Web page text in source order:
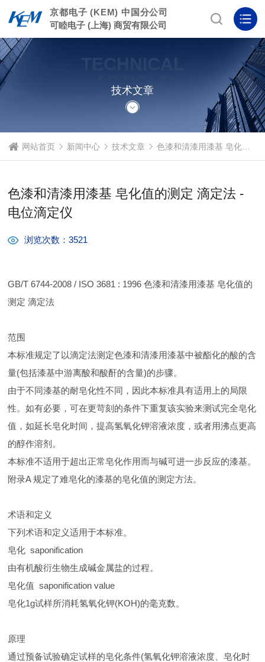
京都电子 (KEM) 中国分公司
可睦电子 (上海) 商贸有限公司
ARTICLE
技术文章
网站首页 新闻中心 技术文章 色漆和清漆用漆基 皂化值的测定 滴定法 - 电位滴定仪
色漆和清漆用漆基 皂化值的测定 滴定法 -
电位滴定仪
浏览次数：3521
GB/T 6744-2008 / ISO 3681 : 1996 色漆和清漆用漆基 皂化值的
测定 滴定法
范围
本标准规定了以滴定法测定色漆和清漆用漆基中被酯化的酸的含
量(包括漆基中游离酸和酸酐的含量)的步骤。
由于不同漆基的耐皂化性不同，因此本标准具有适用上的局限
性。如有必要，可在更苛刻的条件下重复该实验来测试完全皂化
值，如延长皂化时间，提高氢氧化钾溶液浓度，或者用沸点更高
的醇作溶剂。
本标准不适用于超出正常皂化作用而与碱可进一步反应的漆基。
附录A 规定了难皂化的漆基的皂化值的测定方法。
术语和定义
下列术语和定义适用于本标准。
皂化 saponification
由有机酸衍生物生成碱金属盐的过程。
皂化值 saponification value
皂化1g试样所消耗氢氧化钾(KOH)的毫克数。
原理
通过预备试验确定试样的皂化条件(氢氧化钾溶液浓度、皂化时